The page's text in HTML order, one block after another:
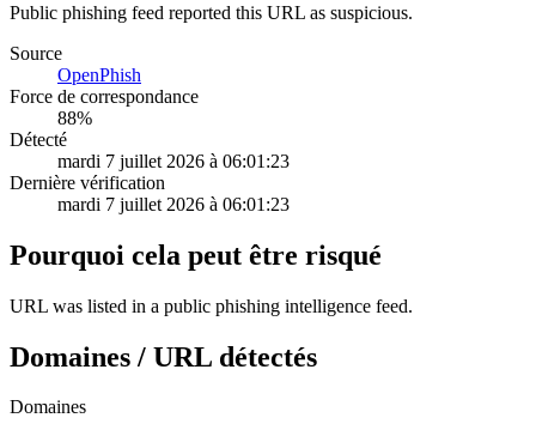
Public phishing feed reported this URL as suspicious.
Source
OpenPhish
Force de correspondance
88%
Détecté
mardi 7 juillet 2026 à 06:01:23
Dernière vérification
mardi 7 juillet 2026 à 06:01:23
Pourquoi cela peut être risqué
URL was listed in a public phishing intelligence feed.
Domaines / URL détectés
Domaines